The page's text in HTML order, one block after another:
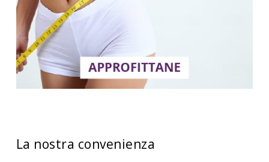
La nostra convenienza